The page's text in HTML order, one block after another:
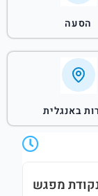
הסעה
באנגלית
מפגש